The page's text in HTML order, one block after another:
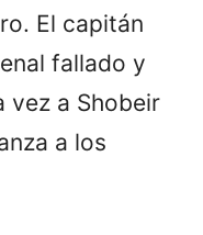
El capitán
fallado y
vez a Shobeir
a los